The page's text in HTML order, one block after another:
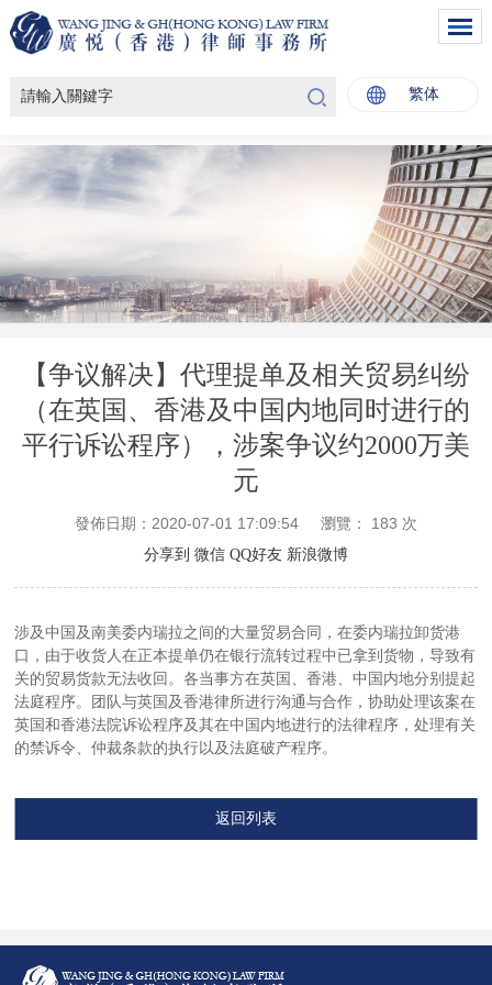
繁体
【争议解决】代理提单及相关贸易纠纷
（在英国、香港及中国内地同时进行的
平行诉讼程序），涉案争议约2000万美
元
發佈日期：2020-07-01 17:09:54 瀏覽： 183 次
分享到 微信 QQ好友 新浪微博
涉及中国及南美委内瑞拉之间的大量贸易合同，在委内瑞拉卸货港
口，由于收货人在正本提单仍在银行流转过程中已拿到货物，导致有
关的贸易货款无法收回。各当事方在英国、香港、中国内地分别提起
法庭程序。团队与英国及香港律所进行沟通与合作，协助处理该案在
英国和香港法院诉讼程序及其在中国内地进行的法律程序，处理有关
的禁诉令、仲裁条款的执行以及法庭破产程序。
返回列表